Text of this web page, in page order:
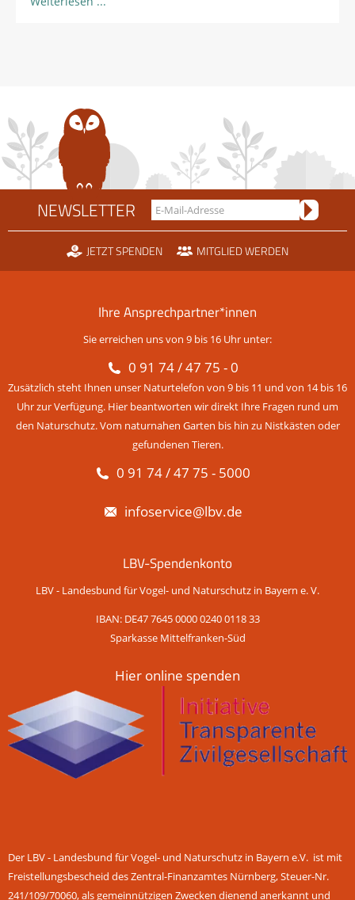
NEWSLETTER
JETZT SPENDEN MITGLIED WERDEN
Ihre Ansprechpartner*innen
Sie erreichen uns von 9 bis 16 Uhr unter:
0 91 74 / 47 75 - 0
Zusätzlich steht Ihnen unser Naturtelefon von 9 bis 11 und von 14 bis 16
Uhr zur Verfügung. Hier beantworten wir direkt Ihre Fragen rund um
den Naturschutz. Vom naturnahen Garten bis hin zu Nistkästen oder
gefundenen Tieren.
0 91 74 / 47 75 - 5000
infoservice@lbv.de
LBV-Spendenkonto
LBV - Landesbund für Vogel- und Naturschutz in Bayern e. V.
IBAN: DE47 7645 0000 0240 0118 33
Sparkasse Mittelfranken-Süd
Hier online spenden
Der LBV - Landesbund für Vogel- und Naturschutz in Bayern e.V. ist mit
Freistellungsbescheid des Zentral-Finanzamtes Nürnberg, Steuer-Nr.
241/109/70060, als gemeinnützigen Zwecken dienend anerkannt und